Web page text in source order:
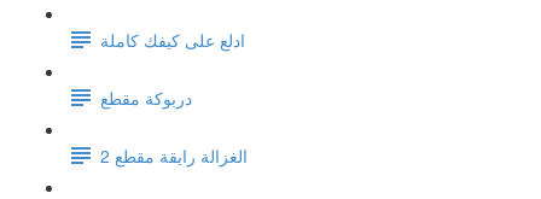
ادلع على كيفك كاملة
دربوكة مقطع
الغزالة رايقة مقطع 2